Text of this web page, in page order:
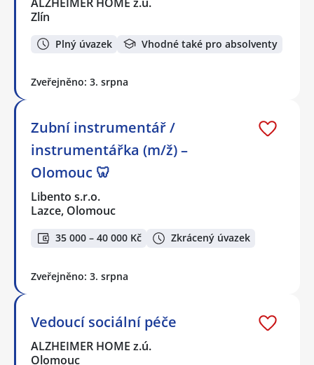
Zlín
Plný úvazek Vhodné také pro absolventy
Zveřejněno: 3. srpna
Zubní instrumentář /
instrumentářka (m/ž) –
Olomouc 🦷
Libento s.r.o.
Lazce, Olomouc
35 000 – 40 000 Kč Zkrácený úvazek
Zveřejněno: 3. srpna
Vedoucí sociální péče
ALZHEIMER HOME z.ú.
Olomouc